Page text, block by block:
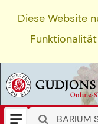
Diese Website